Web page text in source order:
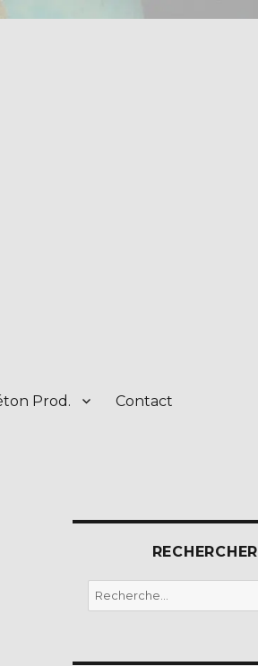
Prod. Contact
RECHERCHER
Recherche
pour :